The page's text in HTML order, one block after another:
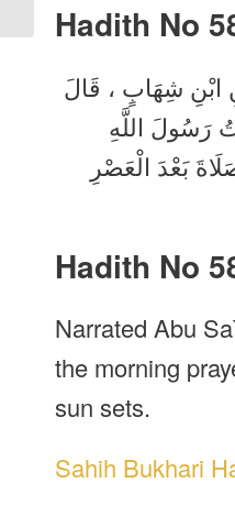
Hadith No
ابْنِ شِهَابٍ ، قَالَ
رَسُولَ اللَّهِ
بَعْدَ الْعَصْرِ
Hadith No
Narrated Abu
the morning
sun sets.
Sahih Bukhari